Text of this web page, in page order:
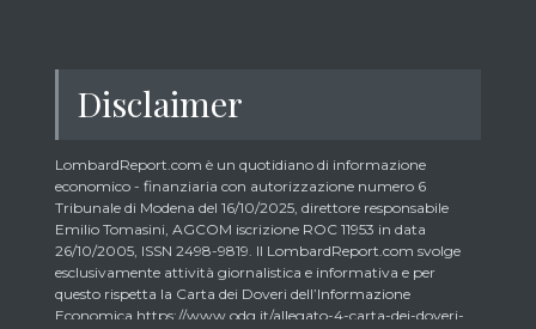
Disclaimer
LombardReport.com è un quotidiano di informazione
economico - finanziaria con autorizzazione numero 6
Tribunale di Modena del 16/10/2025, direttore responsabile
Emilio Tomasini, AGCOM iscrizione ROC 11953 in data
26/10/2005, ISSN 2498-9819. Il LombardReport.com svolge
esclusivamente attività giornalistica e informativa e per
questo rispetta la Carta dei Doveri dell’Informazione
Economica https://www.odg.it/allegato-4-carta-dei-doveri-